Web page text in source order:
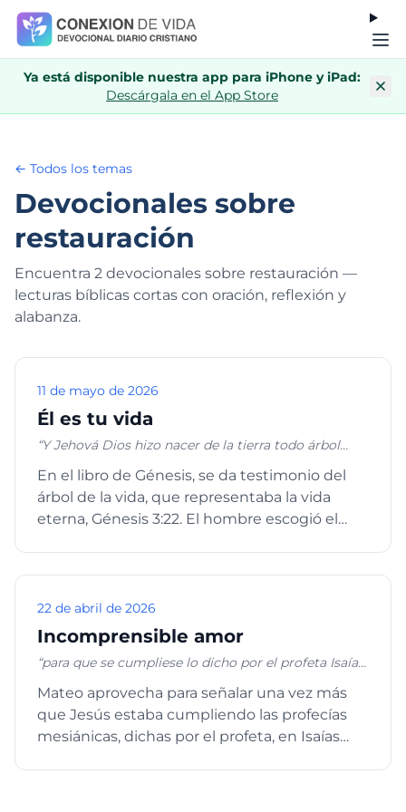
Ya está disponible nuestra app para iPhone y iPad:
Descárgala en el App Store
← Todos los temas
Devocionales sobre
restauración
Encuentra 2 devocionales sobre restauración —
lecturas bíblicas cortas con oración, reflexión y
alabanza.
11 de mayo de 2026
Él es tu vida
“Y Jehová Dios hizo nacer de la tierra todo árbol
árbol de vida en medio del huerto, y el árbol de la
ciencia del bien y del mal.”, Génesis 2:9 “El que tiene
oído, oiga lo que el Espíritu dice a las iglesias. Al que
está en medio del paraíso de Dios.” Apocalipsis 2:7
En el libro de Génesis, se da testimonio del
árbol de la vida, que representaba la vida
eterna, Génesis 3:22. El hombre escogió el
22 de abril de 2026
Incomprensible amor
“para que se cumpliese lo dicho por el profeta Isaías,
mi Amado, en quien se agrada mi alma; pondré mi
Espíritu sobre él, y a los gentiles anunciará juicio. No
contenderá, ni voceará, ni nadie oirá en las calles su
humea no apagará, hasta que saque a victoria el
Mateo aprovecha para señalar una vez más
que Jesús estaba cumpliendo las profecías
mesiánicas, dichas por el profeta, en Isaías